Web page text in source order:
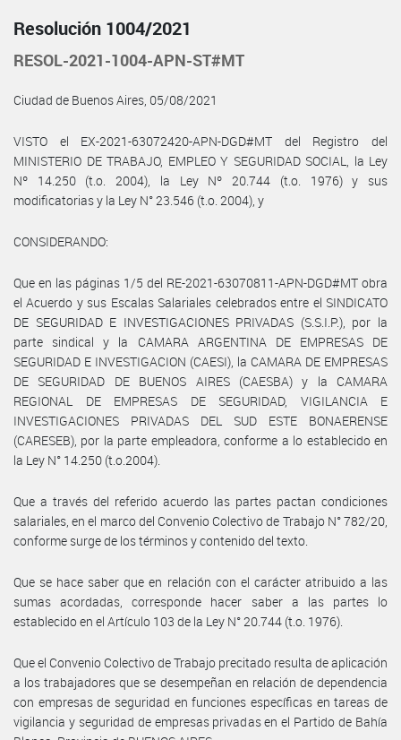
Resolución 1004/2021
RESOL-2021-1004-APN-ST#MT
Ciudad de Buenos Aires, 05/08/2021
VISTO el EX-2021-63072420-APN-DGD#MT del Registro del
MINISTERIO DE TRABAJO, EMPLEO Y SEGURIDAD SOCIAL, la Ley
Nº 14.250 (t.o. 2004), la Ley Nº 20.744 (t.o. 1976) y sus
modificatorias y la Ley N° 23.546 (t.o. 2004), y
CONSIDERANDO:
Que en las páginas 1/5 del RE-2021-63070811-APN-DGD#MT obra
el Acuerdo y sus Escalas Salariales celebrados entre el SINDICATO
DE SEGURIDAD E INVESTIGACIONES PRIVADAS (S.S.I.P.), por la
parte sindical y la CAMARA ARGENTINA DE EMPRESAS DE
SEGURIDAD E INVESTIGACION (CAESI), la CAMARA DE EMPRESAS
DE SEGURIDAD DE BUENOS AIRES (CAESBA) y la CAMARA
REGIONAL DE EMPRESAS DE SEGURIDAD, VIGILANCIA E
INVESTIGACIONES PRIVADAS DEL SUD ESTE BONAERENSE
(CARESEB), por la parte empleadora, conforme a lo establecido en
la Ley N° 14.250 (t.o.2004).
Que a través del referido acuerdo las partes pactan condiciones
salariales, en el marco del Convenio Colectivo de Trabajo N° 782/20,
conforme surge de los términos y contenido del texto.
Que se hace saber que en relación con el carácter atribuido a las
sumas acordadas, corresponde hacer saber a las partes lo
establecido en el Artículo 103 de la Ley N° 20.744 (t.o. 1976).
Que el Convenio Colectivo de Trabajo precitado resulta de aplicación
a los trabajadores que se desempeñan en relación de dependencia
con empresas de seguridad en funciones específicas en tareas de
vigilancia y seguridad de empresas privadas en el Partido de Bahía